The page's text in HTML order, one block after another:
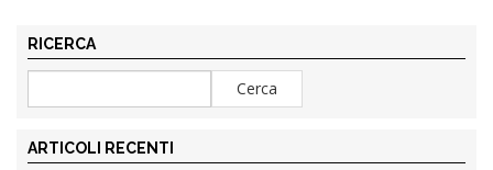
RICERCA
ARTICOLI RECENTI